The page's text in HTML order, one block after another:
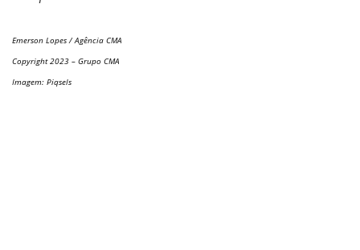
Emerson Lopes / Agência CMA
Copyright 2023 – Grupo CMA
Imagem: Piqsels